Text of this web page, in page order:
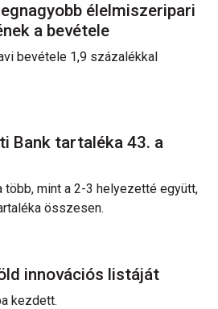
élelmiszeripari
a bevétele
bevétele 1,9 százalékkal
Bank tartaléka 43. a
több, mint a 2-3 helyezetté együtt,
összesen.
innovációs listáját
kezdett.